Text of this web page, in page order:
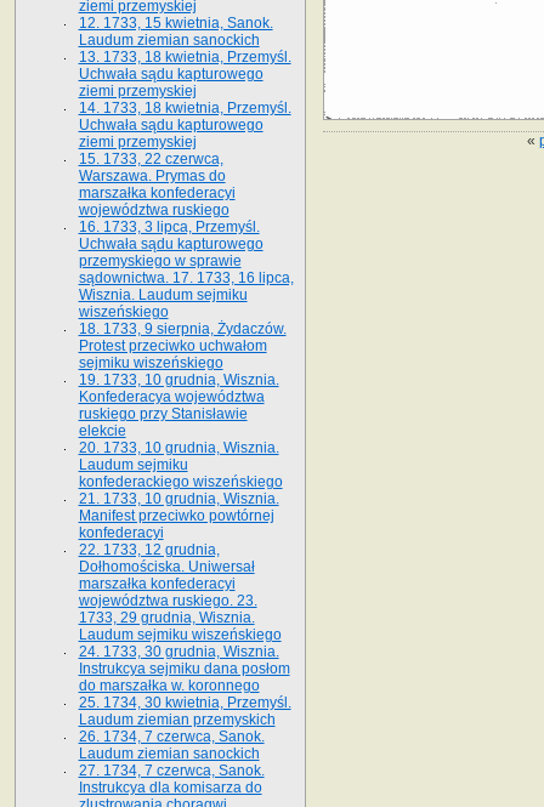
«
ziemi przemyskiej
12. 1733, 15 kwietnia, Sanok.
Laudum ziemian sanockich
13. 1733, 18 kwietnia, Przemyśl.
Uchwała sądu kapturowego
ziemi przemyskiej
14. 1733, 18 kwietnia, Przemyśl.
Uchwała sądu kapturowego
ziemi przemyskiej
15. 1733, 22 czerwca,
Warszawa. Prymas do
marszałka konfederacyi
województwa ruskiego
16. 1733, 3 lipca, Przemyśl.
Uchwała sądu kapturowego
przemyskiego w sprawie
sądownictwa. 17. 1733, 16 lipca,
Wisznia. Laudum sejmiku
wiszeńskiego
18. 1733, 9 sierpnia, Żydaczów.
Protest przeciwko uchwałom
sejmiku wiszeńskiego
19. 1733, 10 grudnia, Wisznia.
Konfederacya województwa
ruskiego przy Stanisławie
elekcie
20. 1733, 10 grudnia, Wisznia.
Laudum sejmiku
konfederackiego wiszeńskiego
21. 1733, 10 grudnia, Wisznia.
Manifest przeciwko powtórnej
konfederacyi
22. 1733, 12 grudnia,
Dołhomościska. Uniwersał
marszałka konfederacyi
województwa ruskiego. 23.
1733, 29 grudnia, Wisznia.
Laudum sejmiku wiszeńskiego
24. 1733, 30 grudnia, Wisznia.
Instrukcya sejmiku dana posłom
do marszałka w. koronnego
25. 1734, 30 kwietnia, Przemyśl.
Laudum ziemian przemyskich
26. 1734, 7 czerwca, Sanok.
Laudum ziemian sanockich
27. 1734, 7 czerwca, Sanok.
Instrukcya dla komisarza do